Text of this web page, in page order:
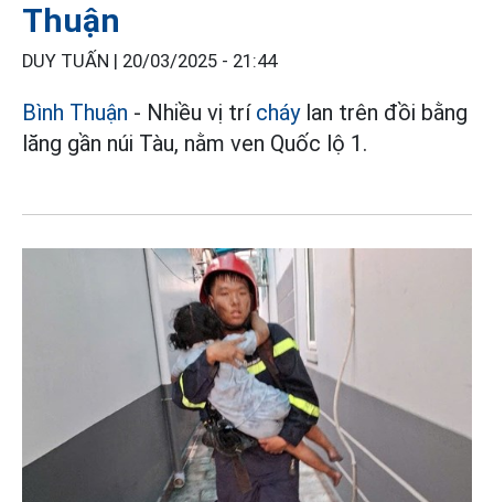
Thuận
DUY TUẤN | 20/03/2025 - 21:44
Bình Thuận - Nhiều vị trí cháylan trên đồi bằng
lăng gần núi Tàu, nằm ven Quốc lộ 1.